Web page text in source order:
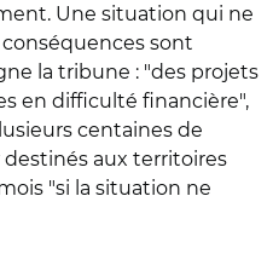
Une situation qui ne
sont
la tribune : "des projets
en difficulté financière",
centaines de
aux territoires
"si la situation ne